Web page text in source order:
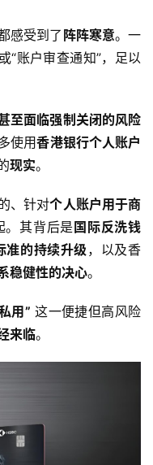
感受到了 阵阵寒意。一
“账户审查通知”，足以
至面临强制关闭的风险
使用香港银行个人账户
现实。
、针对个人账户用于商
。其背后是 国际反洗钱
准的持续升级 ，以及香
稳健性的决心。
用” 这一便捷但高风险
来临。